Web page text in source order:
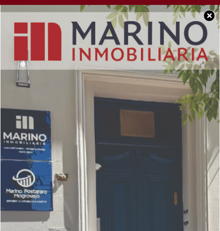
×
Un joven sufrió un
grave accidente de
tránsito